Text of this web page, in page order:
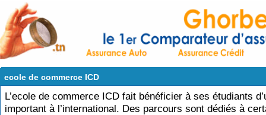
ecole de commerce ICD
L’ecole de commerce ICD fait bénéficier à ses étudiants
important à l’international. Des parcours sont dédiés à